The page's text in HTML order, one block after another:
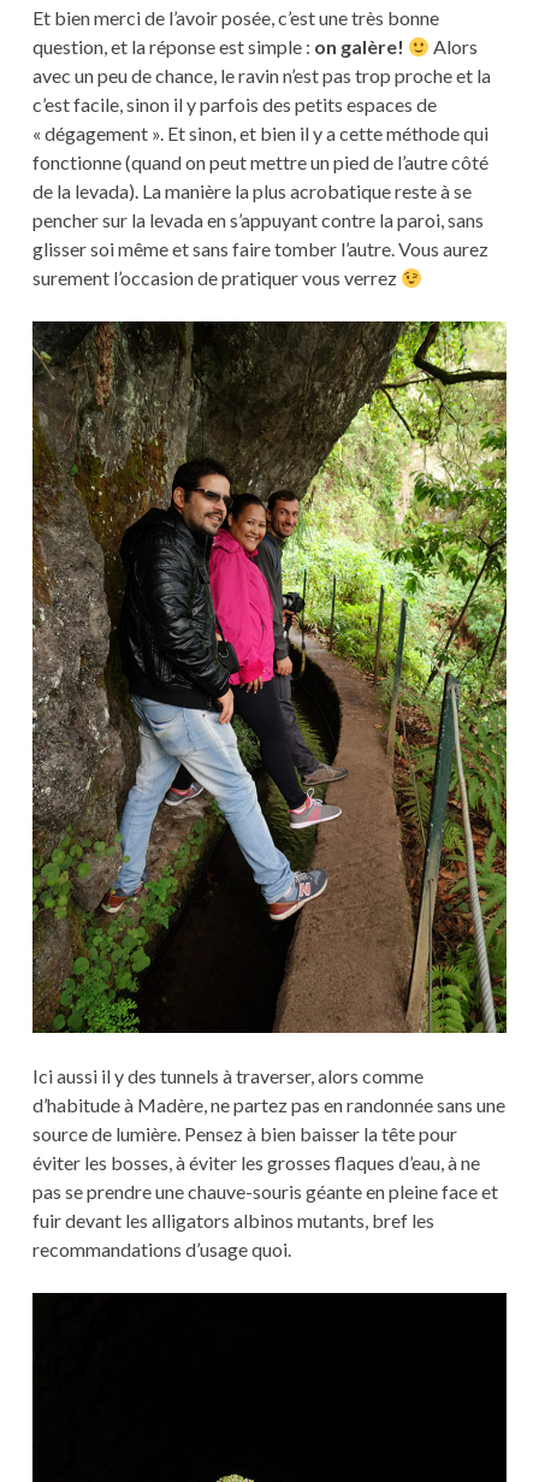
Et bien merci de l’avoir posée, c’est une très bonne
question, et la réponse est simple : on galère!
Alors
avec un peu de chance, le ravin n’est pas trop proche et la
c’est facile, sinon il y parfois des petits espaces de
« dégagement ». Et sinon, et bien il y a cette méthode qui
fonctionne (quand on peut mettre un pied de l’autre côté
de la levada). La manière la plus acrobatique reste à se
pencher sur la levada en s’appuyant contre la paroi, sans
glisser soi même et sans faire tomber l’autre. Vous aurez
surement l’occasion de pratiquer vous verrez
Ici aussi il y des tunnels à traverser, alors comme
d’habitude à Madère, ne partez pas en randonnée sans une
source de lumière. Pensez à bien baisser la tête pour
éviter les bosses, à éviter les grosses flaques d’eau, à ne
pas se prendre une chauve-souris géante en pleine face et
fuir devant les alligators albinos mutants, bref les
recommandations d’usage quoi.